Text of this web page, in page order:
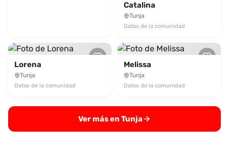
Catalina
Tunja
Datos de la comunidad
Lorena
Tunja
Datos de la comunidad
Melissa
Tunja
Datos de la comunidad
Ver más en Tunja